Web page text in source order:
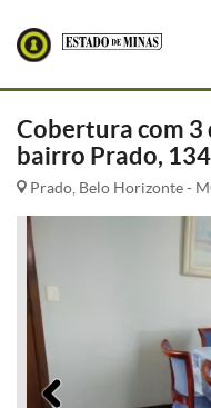
Cobertura com 3
bairro Prado,
Prado, Belo Horizonte -